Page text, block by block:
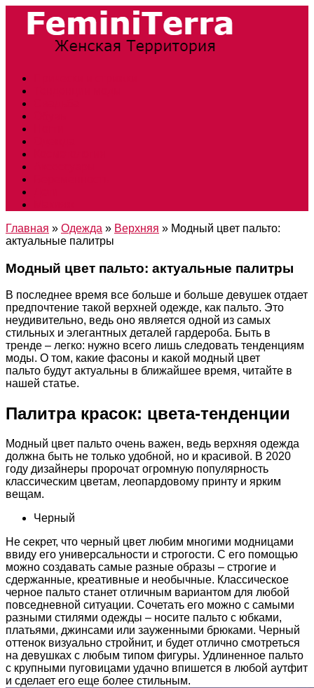
Главная » Одежда » Верхняя » Модный цвет пальто:
актуальные палитры
Модный цвет пальто: актуальные палитры
В последнее время все больше и больше девушек отдает
предпочтение такой верхней одежде, как пальто. Это
неудивительно, ведь оно является одной из самых
стильных и элегантных деталей гардероба. Быть в
тренде – легко: нужно всего лишь следовать тенденциям
моды. О том, какие фасоны и какой модный цвет
пальто будут актуальны в ближайшее время, читайте в
нашей статье.
Палитра красок: цвета-тенденции
Модный цвет пальто очень важен, ведь верхняя одежда
должна быть не только удобной, но и красивой. В 2020
году дизайнеры пророчат огромную популярность
классическим цветам, леопардовому принту и ярким
вещам.
Черный
Не секрет, что черный цвет любим многими модницами
ввиду его универсальности и строгости. С его помощью
можно создавать самые разные образы – строгие и
сдержанные, креативные и необычные. Классическое
черное пальто станет отличным вариантом для любой
повседневной ситуации. Сочетать его можно с самыми
разными стилями одежды – носите пальто с юбками,
платьями, джинсами или зауженными брюками. Черный
оттенок визуально стройнит, и будет отлично смотреться
на девушках с любым типом фигуры. Удлиненное пальто
с крупными пуговицами удачно впишется в любой аутфит
и сделает его еще более стильным.